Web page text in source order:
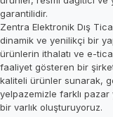
garantilidir.
Zentra Elektronik Dış
dinamik ve yenilikçi bir
ürünlerin ithalatı ve e-
faaliyet gösteren bir
kaliteli ürünler sunarak,
yelpazemizle farklı
bir varlık oluşturuyoruz.